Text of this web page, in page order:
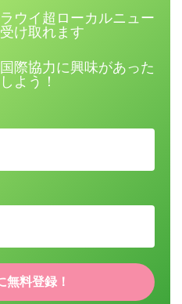
ウイ超ローカルニュー
け取れます
際協力に興味があった
よう！